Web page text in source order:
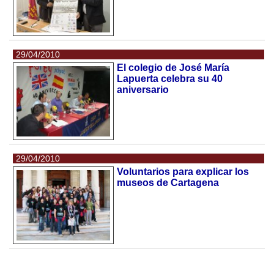
29/04/2010
El colegio de José María
Lapuerta celebra su 40
aniversario
29/04/2010
Voluntarios para explicar los
museos de Cartagena